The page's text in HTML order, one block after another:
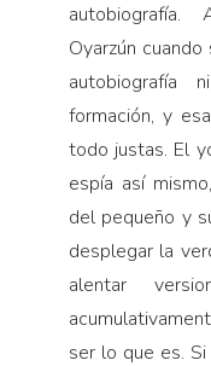
Oyarzún
autobiografía
formación, y
todo justas. El
espía así
del pequeño y
desplegar la
alentar
ser lo que es.